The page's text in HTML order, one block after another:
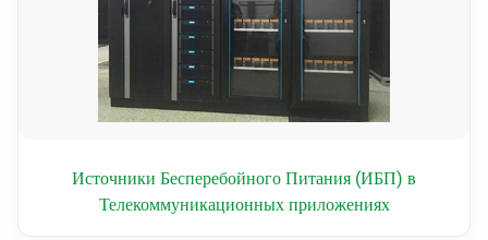
Источники Бесперебойного Питания (ИБП) в
Телекоммуникационных приложениях